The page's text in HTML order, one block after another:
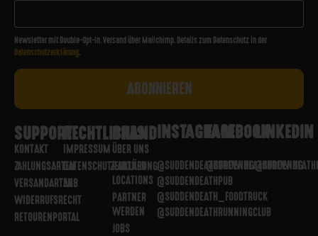
Newsletter mit Double-Opt-In. Versand über Mailchimp. Details zum Datenschutz in der
Datenschutzerklärung.
SUPPORT
KONTAKT
ZAHLUNGSARTEN
VERSANDARTEN
WIDERRUFSRECHT
RETOURENPORTAL
RECHTLICHES
IMPRESSUM
DATENSCHUTZERKLÄRUNG
AGB
BRAND
ÜBER UNS
PARTNER
LOCATIONS
PARTNER
WERDEN
JOBS
INSTAGRAM
@SUDDENDEATHBREWING
@SUDDENDEATHPUB
@SUDDENDEATH_FOODTRUCK
@SUDDENDEATHRUNNINGCLUB
FACEBOOK
@SUDDENDEATHBREWING
LINKEDIN